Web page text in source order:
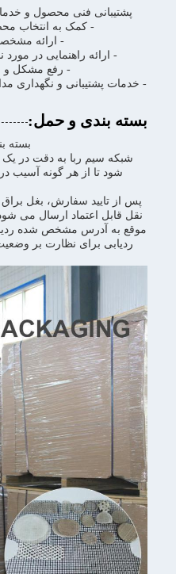
پشتیبانی فنی محصول و
- کمک به انتخاب
- ارائه
- ارائه راهنمایی در
- رفع مشکل و
- خدمات پشتیبانی و نگهداری
بسته بندی و حمل:
بسته
شبکه سیم ربا به دقت در
شود تا از هر گونه آسیب
پس از تایید سفارش، بغل
نقل قابل اعتماد ارسال می
موقع به آدرس مشخص شده
ردیابی برای نظارت بر